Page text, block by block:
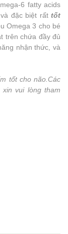
6 fatty acids
đặc biệt rất tốt
Omega 3 cho bé
trên chứa đầy đủ
nhận thức, và
tốt cho não.Các
vui lòng tham